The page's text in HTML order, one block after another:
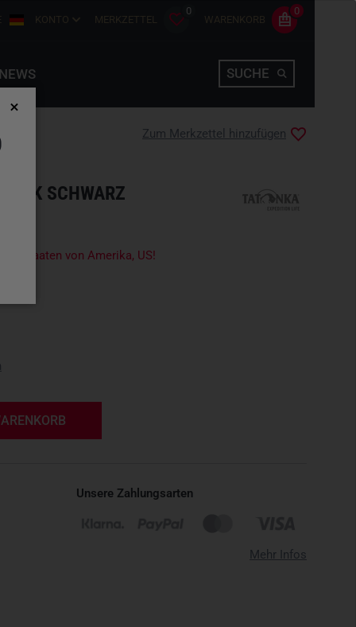
KONTO MERKZETTEL
0
WARENKORB
0
NEWS SUCHE
SCHWARZ
Zum Merkzettel hinzufügen
Staaten von Amerika, US!
Unsere Zahlungsarten
Mehr Infos